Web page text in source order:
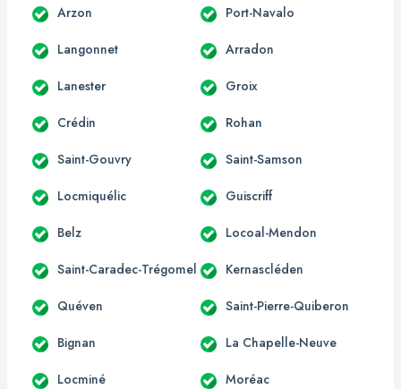
Arzon Port-Navalo
Langonnet Arradon
Lanester Groix
Crédin Rohan
Saint-Gouvry Saint-Samson
Locmiquélic Guiscriff
Belz Locoal-Mendon
Saint-Caradec-Trégomel Kernascléden
Quéven Saint-Pierre-Quiberon
Bignan La Chapelle-Neuve
Locminé Moréac